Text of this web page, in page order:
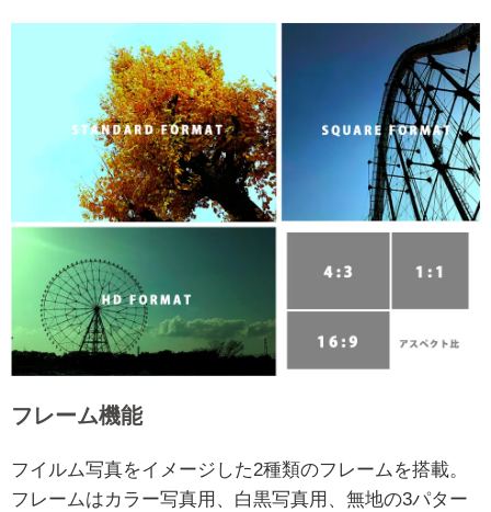
フレーム機能
フイルム写真をイメージした2種類のフレームを搭載。
フレームはカラー写真用、白黒写真用、無地の3パター